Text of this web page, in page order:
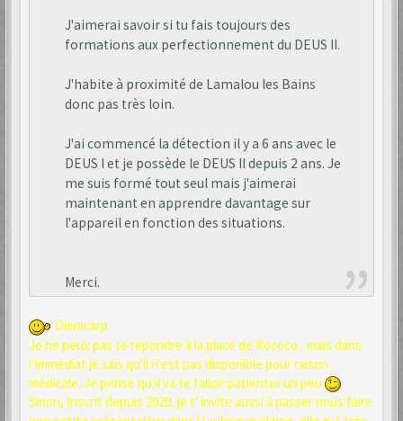
J'aimerai savoir si tu fais toujours des
formations aux perfectionnement du DEUS II.
J'habite à proximité de Lamalou les Bains
donc pas très loin.
J'ai commencé la détection il y a 6 ans avec le
DEUS I et je possède le DEUS II depuis 2 ans. Je
me suis formé tout seul mais j'aimerai
maintenant en apprendre davantage sur
l'appareil en fonction des situations.
Merci.
Diemcarp
Je ne peux pas te répondre à la place de Rococo , mais dans
l’immédiat je sais qu'il n'est pas disponible pour raison
médicale. Je pense qu'il va te falloir patienter un peu
Sinon, Inscrit depuis 2020, je t' invite aussi à passer nous faire